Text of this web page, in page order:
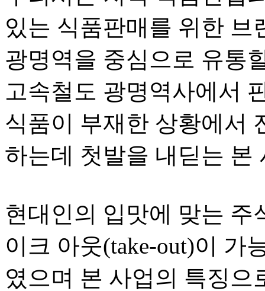
있는 식품판매를 위한
광명역을 중심으로 유통
고속철도 광명역사에서
식품이 부재한 상황에서
하는데 첫발을 내딛는 본
현대인의 입맛에 맞는 주
이크 아웃(take-out)이 가
였으며 본 사업의 특징으